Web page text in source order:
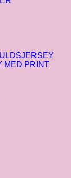
MED PRINT